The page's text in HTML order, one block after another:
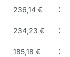
que chez
industriel,
236,14 €
234,23 €
185,18 €